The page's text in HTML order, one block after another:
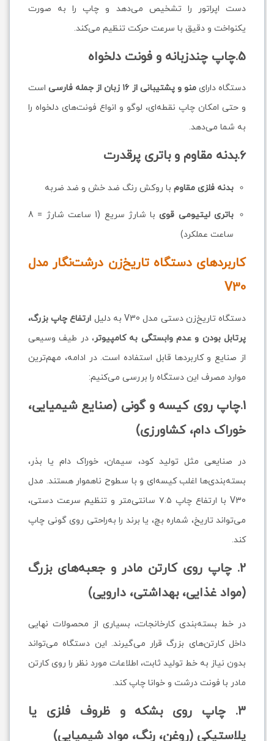
دست اپراتور را تشخیص می‌دهد و چاپ را به صورت
یکنواخت و دقیق با سرعت حرکت تنظیم می‌کند.
5.چاپ چندزبانه و فونت دلخواه
دستگاه دارایمنو و پشتیبانی از ۱۶ زبان از جمله فارسی
است
و حتی امکان چاپ نقطه‌ای، لوگو و انواع فونت‌های دلخواه را
به شما می‌دهد.
بدنه فلزی مقاومبا روکش رنگ ضد خش و ضد ضربه
باتری لیتیومی قوی
با شارژ سریع (1 ساعت شارژ = 8
ساعت عملکرد)
کاربردهای دستگاه تاریخ‌زن درشت‌نگار مدل
V30
دستگاه تاریخ‌زن دستی مدل V30 به دلیل
ارتفاع چاپ بزرگ،
پرتابل بودن و عدم وابستگی به کامپیوتر، در طیف وسیعی
از صنایع و کاربردها قابل استفاده است. در ادامه، مهم‌ترین
موارد مصرف این دستگاه را بررسی می‌کنیم:
1.چاپ روی کیسه و گونی (صنایع شیمیایی،
خوراک دام، کشاورزی)
در صنایعی مثل تولید کود، سیمان، خوراک دام یا بذر،
بسته‌بندی‌ها اغلب کیسه‌ای و با سطوح ناهموار هستند. مدل
V30 با ارتفاع چاپ ۷.۵ سانتی‌متر و تنظیم سرعت دستی،
می‌تواند تاریخ، شماره بچ، یا برند را به‌راحتی روی گونی چاپ
کند.
2. چاپ روی کارتن مادر و جعبه‌های بزرگ
(مواد غذایی، بهداشتی، دارویی)
در خط بسته‌بندی کارخانجات، بسیاری از محصولات نهایی
داخل کارتن‌های بزرگ قرار می‌گیرند. این دستگاه می‌تواند
بدون نیاز به خط تولید ثابت، اطلاعات مورد نظر را روی کارتن
مادر با فونت درشت و خوانا چاپ کند.
3. چاپ روی بشکه و ظروف فلزی یا
پلاستیکی (روغن، رنگ، مواد شیمیایی)